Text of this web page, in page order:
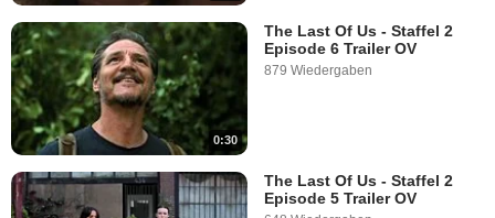
0:30
The Last Of Us - Staffel 2
Episode 6 Trailer OV
879 Wiedergaben
The Last Of Us - Staffel 2
Episode 5 Trailer OV